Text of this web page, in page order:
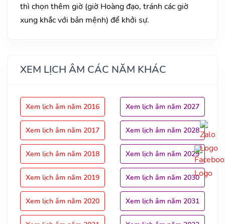
thì chọn thêm giờ (giờ Hoàng đạo, tránh các giờ
xung khắc với bản mệnh) để khởi sự.
XEM LỊCH ÂM CÁC NĂM KHÁC
Xem lịch âm năm 2016
Xem lịch âm năm 2017
Xem lịch âm năm 2018
Xem lịch âm năm 2019
Xem lịch âm năm 2020
Xem lịch âm năm 2027
Xem lịch âm năm 2028
Xem lịch âm năm 2029
Xem lịch âm năm 2030
Xem lịch âm năm 2031